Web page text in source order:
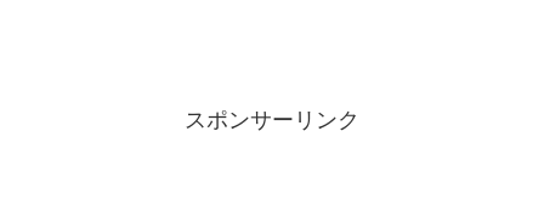
スポンサーリンク